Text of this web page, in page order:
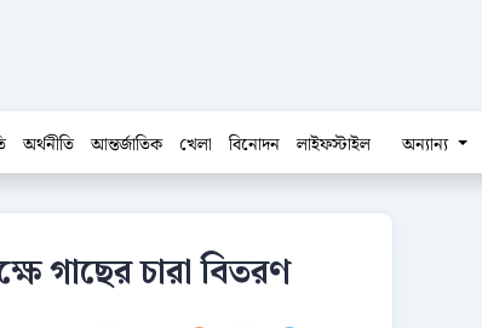
অর্থনীতি আন্তর্জাতিক খেলা বিনোদন লাইফস্টাইল অন্যান্য
গাছের চারা বিতরণ